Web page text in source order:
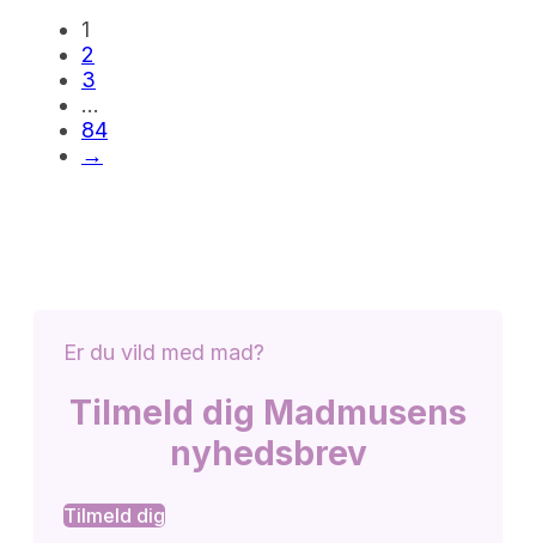
1
2
3
…
84
→
Er du vild med mad?
Tilmeld dig Madmusens
nyhedsbrev
Tilmeld dig